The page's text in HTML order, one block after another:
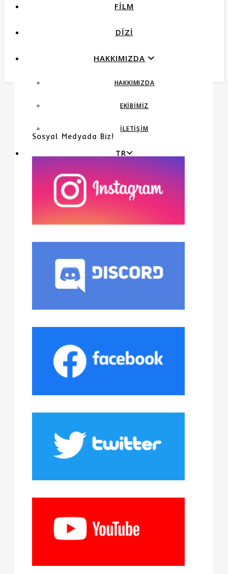
FILM
DIZI
HAKKIMIZDA
HAKKIMIZDA
EKIBIMIZ
İLETIŞIM
TR
TR
Sosyal Medyada Biz!